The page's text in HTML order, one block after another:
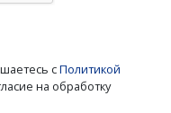
сПолитикой
на обработку